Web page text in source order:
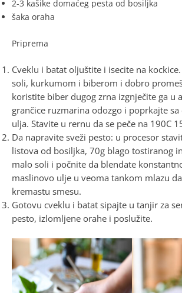
2-3 kašike domaćeg pesta od bosiljka
šaka oraha
Priprema
Cveklu i batat oljuštite i isecite na
soli, kurkumom i biberom i dobro
koristite biber dugog zrna izgnječite ga u
grančice ruzmarina odozgo i poprkajte
ulja. Stavite u rernu da se peče na 190C
Da napravite sveži pesto: u procesor
listova od bosiljka, 70g blago tostiranog
malo soli i počnite da blendate
maslinovo ulje u veoma tankom mlazu
kremastu smesu.
Gotovu cveklu i batat sipajte u tanjir za
pesto, izlomljene orahe i poslužite.